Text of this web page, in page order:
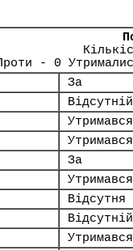
- 0
За
Відсутній
Утримався
Утримався
За
Утримався
Відсутня
Відсутній
Утримався